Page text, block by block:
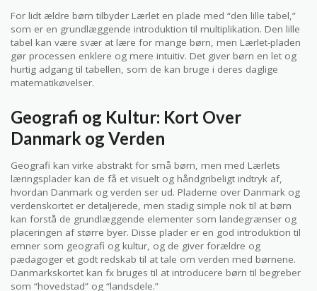
For lidt ældre børn tilbyder Lærlet en plade med “den lille tabel,”
som er en grundlæggende introduktion til multiplikation. Den lille
tabel kan være svær at lære for mange børn, men Lærlet-pladen
gør processen enklere og mere intuitiv. Det giver børn en let og
hurtig adgang til tabellen, som de kan bruge i deres daglige
matematikøvelser.
Geografi og Kultur: Kort Over
Danmark og Verden
Geografi kan virke abstrakt for små børn, men med Lærlets
læringsplader kan de få et visuelt og håndgribeligt indtryk af,
hvordan Danmark og verden ser ud. Pladerne over Danmark og
verdenskortet er detaljerede, men stadig simple nok til at børn
kan forstå de grundlæggende elementer som landegrænser og
placeringen af større byer. Disse plader er en god introduktion til
emner som geografi og kultur, og de giver forældre og
pædagoger et godt redskab til at tale om verden med børnene.
Danmarkskortet kan fx bruges til at introducere børn til begreber
som “hovedstad” og “landsdele.”